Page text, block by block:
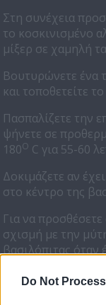
Do Not
Στη συνέχεια
το κοσκινισμένο
μίξερ σε χαμηλή
Βουτυρώνετε ένα
και τοποθετείτε
Πασπαλίζετε την
ψήνετε σε
180Ο C για 55-60
Δοκιμάζετε αν
στο κέντρο της
Για να
σχισμή με την
βασιλόπιτας